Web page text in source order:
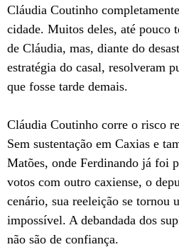
Cláudia Coutinho
cidade. Muitos deles, até pouco
de Cláudia, mas, diante do
estratégia do casal, resolveram
que fosse tarde demais.
Cláudia Coutinho corre o risco
Sem sustentação em Caxias e
Matões, onde Ferdinando já foi
votos com outro caxiense, o
cenário, sua reeleição se tornou
impossível. A debandada dos
não são de confiança.